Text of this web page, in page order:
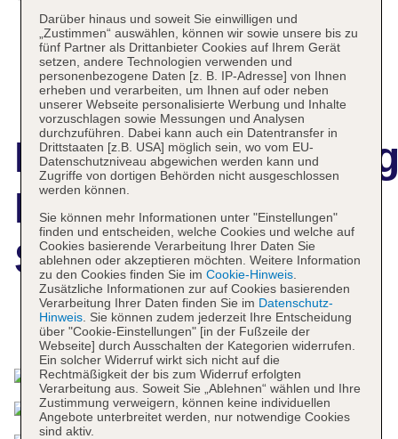
Hotel Supreme &
SPA
Das bietet Ihre Unterkunft
Darüber hinaus und soweit Sie einwilligen und
„Zustimmen“ auswählen, können wir sowie unsere bis zu
fünf Partner als Drittanbieter Cookies auf Ihrem Gerät
setzen, andere Technologien verwenden und
personenbezogene Daten [z. B. IP-Adresse] von Ihnen
erheben und verarbeiten, um Ihnen auf oder neben
unserer Webseite personalisierte Werbung und Inhalte
vorzuschlagen sowie Messungen und Analysen
durchzuführen. Dabei kann auch ein Datentransfer in
Drittstaaten [z.B. USA] möglich sein, wo vom EU-
Datenschutzniveau abgewichen werden kann und
Zugriffe von dortigen Behörden nicht ausgeschlossen
werden können.
Sie können mehr Informationen unter "Einstellungen"
finden und entscheiden, welche Cookies und welche auf
Cookies basierende Verarbeitung Ihrer Daten Sie
ablehnen oder akzeptieren möchten. Weitere Information
zu den Cookies finden Sie im Cookie-Hinweis.
Zusätzliche Informationen zur auf Cookies basierenden
Verarbeitung Ihrer Daten finden Sie im Datenschutz-
Hinweis. Sie können zudem jederzeit Ihre Entscheidung
über "Cookie-Einstellungen" [in der Fußzeile der
Webseite] durch Ausschalten der Kategorien widerrufen.
Ein solcher Widerruf wirkt sich nicht auf die
Rechtmäßigkeit der bis zum Widerruf erfolgten
Verarbeitung aus. Soweit Sie „Ablehnen“ wählen und Ihre
Zustimmung verweigern, können keine individuellen
Angebote unterbreitet werden, nur notwendige Cookies
sind aktiv.